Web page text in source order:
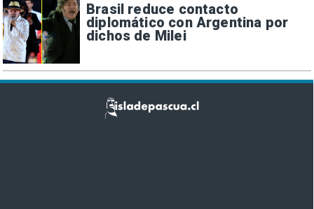
Brasil reduce contacto
diplomático con Argentina por
dichos de Milei